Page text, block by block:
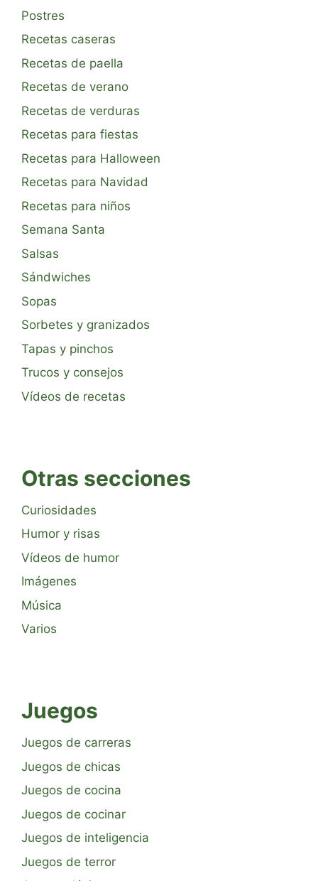
Postres
Recetas caseras
Recetas de paella
Recetas de verano
Recetas de verduras
Recetas para fiestas
Recetas para Halloween
Recetas para Navidad
Recetas para niños
Semana Santa
Salsas
Sándwiches
Sopas
Sorbetes y granizados
Tapas y pinchos
Trucos y consejos
Vídeos de recetas
Otras secciones
Curiosidades
Humor y risas
Vídeos de humor
Imágenes
Música
Varios
Juegos
Juegos de carreras
Juegos de chicas
Juegos de cocina
Juegos de cocinar
Juegos de inteligencia
Juegos de terror